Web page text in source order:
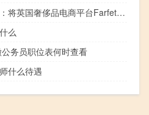
富国银行：将英国奢侈品电商平台Farfetch目标价从18美元下调至13美元维持“增持”评级
么
务员职位表何时查看
什么待遇